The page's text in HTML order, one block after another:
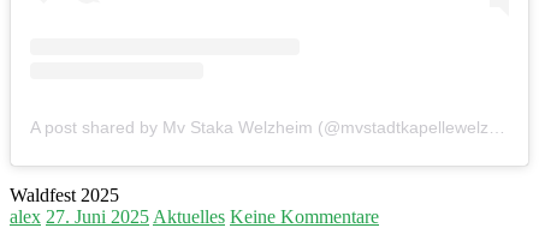
Waldfest 2025
alex 27. Juni 2025 Aktuelles Keine Kommentare